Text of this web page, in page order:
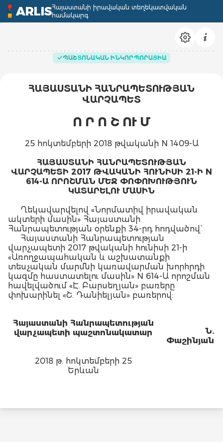
ARLISՀայաստանի իրավական տեղեկատվական
համակարգ
ՊԱՇՏՈՆԱԿԱՆ ԻՆԿՈՐՊՈՐԱՑԻԱ
ՀԱՅԱՍՏԱՆԻ ՀԱՆՐԱՊԵՏՈՒԹՅԱՆ
ՎԱՐՉԱՊԵՏ
Ո Ր Ո Շ ՈՒ Մ
25 հոկտեմբերի 2018 թվականի N 1409-Ա
ՀԱՅԱՍՏԱՆԻ ՀԱՆՐԱՊԵՏՈՒԹՅԱՆ
ՎԱՐՉԱՊԵՏԻ 2017 ԹՎԱԿԱՆԻ ՀՈՒՆԻՍԻ 21-Ի N
614-Ա ՈՐՈՇՄԱՆ ՄԵՋ ՓՈՓՈԽՈՒԹՅՈՒՆ
ԿԱՏԱՐԵԼՈՒ ՄԱՍԻՆ
Ղեկավարվելով «Նորմատիվ իրավական
ակտերի մասին» Հայաստանի
Հանրապետության օրենքի 34-րդ հոդվածով`
Հայաստանի Հանրապետության
վարչապետի 2017 թվականի հունիսի 21-ի
«Առողջապահական և աշխատանքի
տեսչական մարմնի կառավարման խորհրդի
կազմը հաստատելու մասին» N 614-Ա որոշման
հավելվածում «Է. Բարսեղյան» բառերը
փոխարինել «Շ. Դանիելյան» բառերով:
Հայաստանի Հանրապետության
վարչապետի պաշտոնակատար
Ն.
Փաշինյան
2018 թ. հոկտեմբերի 25
Երևան